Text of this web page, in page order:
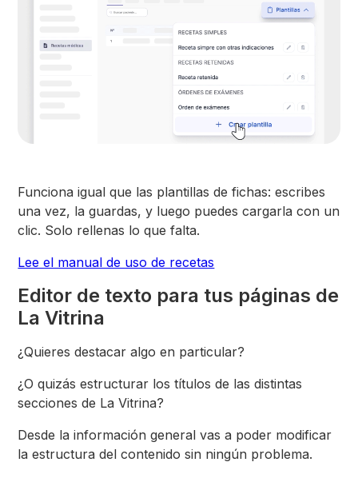
Funciona igual que las plantillas de fichas: escribes
una vez, la guardas, y luego puedes cargarla con un
clic. Solo rellenas lo que falta.
Lee el manual de uso de recetas
Editor de texto para tus páginas de
La Vitrina
¿Quieres destacar algo en particular?
¿O quizás estructurar los títulos de las distintas
secciones de La Vitrina?
Desde la información general vas a poder modificar
la estructura del contenido sin ningún problema.